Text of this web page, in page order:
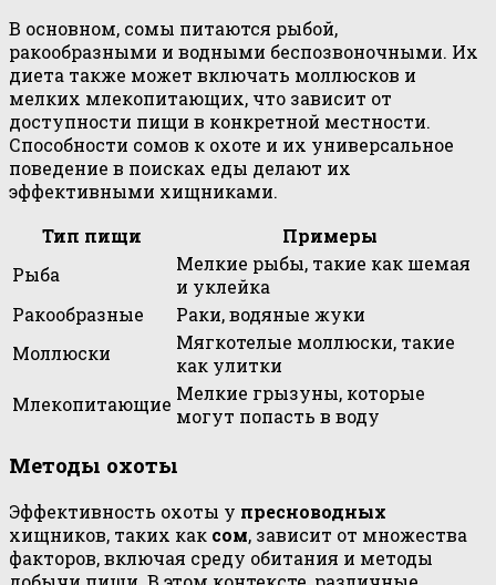
В основном, сомы питаются рыбой,
ракообразными и водными беспозвоночными. Их
диета также может включать моллюсков и
мелких млекопитающих, что зависит от
доступности пищи в конкретной местности.
Способности сомов к охоте и их универсальное
поведение в поисках еды делают их
эффективными хищниками.
Тип пищи
Примеры
Рыба
Мелкие рыбы, такие как шемая
и уклейка
Ракообразные
Раки, водяные жуки
Моллюски
Мягкотелые моллюски, такие
как улитки
Млекопитающие Мелкие грызуны, которые
могут попасть в воду
Методы охоты
Эффективность охоты у пресноводных
хищников, таких как сом, зависит от множества
факторов, включая среду обитания и методы